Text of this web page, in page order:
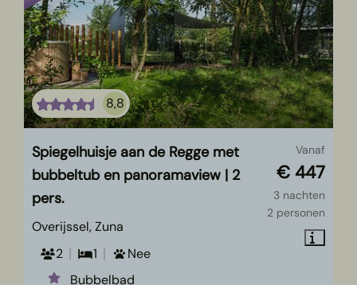
8,8
Vanaf
€ 447
3 nachten
2 personen
Spiegelhuisje aan de Regge met
bubbeltub en panoramaview | 2
pers.
Overijssel, Zuna
2
1
Nee
Bubbelbad